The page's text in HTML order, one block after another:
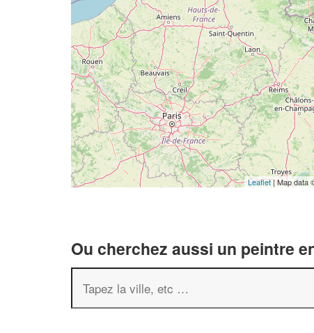
Leaflet| Map data
Ou cherchez aussi un peintre